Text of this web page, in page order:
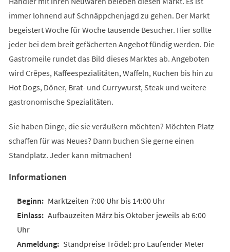
immer lohnend auf Schnäppchenjagd zu gehen. Der Markt
begeistert Woche für Woche tausende Besucher. Hier sollte
jeder bei dem breit gefächerten Angebot fündig werden. Die
Gastromeile rundet das Bild dieses Marktes ab. Angeboten
wird Crêpes, Kaffeespezialitäten, Waffeln, Kuchen bis hin zu
Hot Dogs, Döner, Brat- und Currywurst, Steak und weitere
gastronomische Spezialitäten.
Sie haben Dinge, die sie veräußern möchten? Möchten Platz
schaffen für was Neues? Dann buchen Sie gerne einen
Standplatz. Jeder kann mitmachen!
Informationen
Marktzeiten 7:00 Uhr bis 14:00 Uhr
Aufbauzeiten März bis Oktober jeweils ab 6:00
Uhr
Standpreise Trödel: pro Laufender Meter